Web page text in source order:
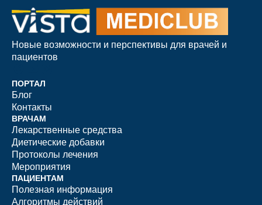
Новые возможности и перспективы для врачей и
пациентов
ПОРТАЛ
Блог
Контакты
ВРАЧАМ
Лекарственные средства
Диетические добавки
Протоколы лечения
Мероприятия
ПАЦИЕНТАМ
Полезная информация
Алгоритмы действий